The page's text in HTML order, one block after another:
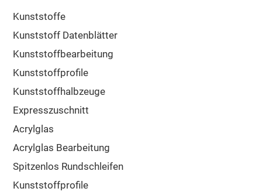
Kunststoffe
Kunststoff Datenblätter
Kunststoffbearbeitung
Kunststoffprofile
Kunststoffhalbzeuge
Expresszuschnitt
Acrylglas
Acrylglas Bearbeitung
Spitzenlos Rundschleifen
Kunststoffprofile